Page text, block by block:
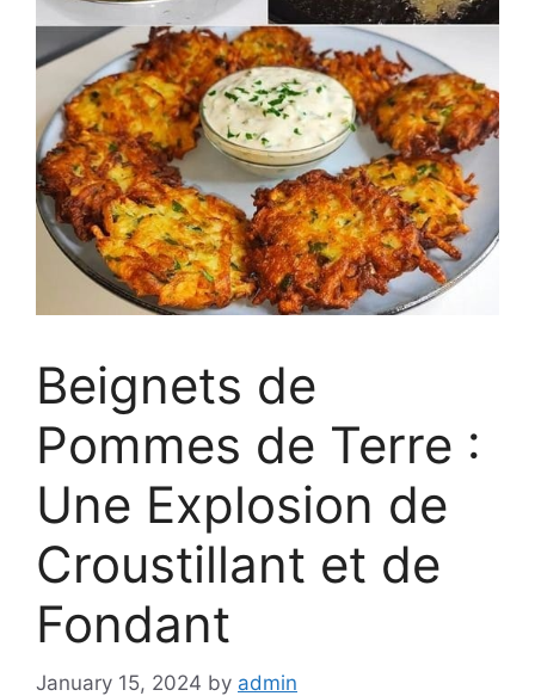
Beignets de
Pommes de Terre :
Une Explosion de
Croustillant et de
Fondant
January 15, 2024 by admin